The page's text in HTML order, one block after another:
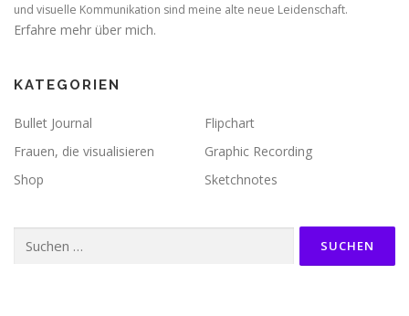
und visuelle Kommunikation sind meine alte neue Leidenschaft.
Erfahre mehr über mich.
KATEGORIEN
Bullet Journal
Flipchart
Frauen, die visualisieren
Graphic Recording
Shop
Sketchnotes
nach: